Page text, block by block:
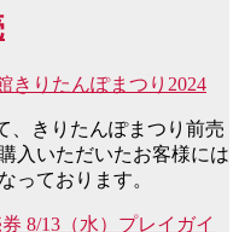
きりたんぽまつり2024
、きりたんぽまつり前売
入いただいたお客様には
っております。